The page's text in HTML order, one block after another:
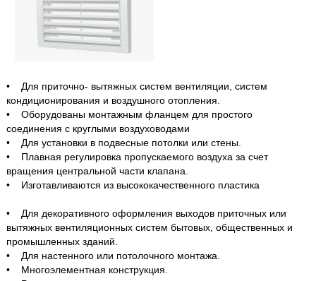
• Для приточно- вытяжных систем вентиляции, систем
кондиционирования и воздушного отопления.
• Оборудованы монтажным фланцем для простого
соединения с круглыми воздуховодами
• Для установки в подвесные потолки или стены.
• Плавная регулировка пропускаемого воздуха за счет
вращения центральной части клапана.
• Изготавливаются из высококачественного пластика
• Для декоративного оформления выходов приточных или
вытяжных вентиляционных систем бытовых, общественных и
промышленных зданий.
• Для настенного или потолочного монтажа.
• Многоэлементная конструкция.